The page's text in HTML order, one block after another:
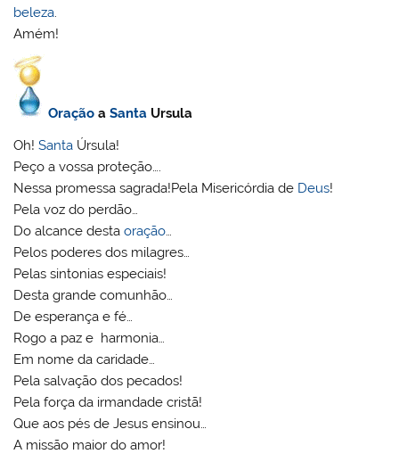
beleza.
Amém!
Oração aSanta Ursula
Oh!Santa Úrsula!
Peço a vossa proteção….
Nessa promessa sagrada!Pela Misericórdia de Deus!
Pela voz do perdão…
Do alcance destaoração
Pelos poderes dos milagres…
Pelas sintonias especiais!
Desta grande comunhão…
De esperança e fé…
Rogo a paz e harmonia…
Em nome da caridade…
Pela salvação dos pecados!
Pela força da irmandade cristã!
Que aos pés de Jesus ensinou…
A missão maior do amor!